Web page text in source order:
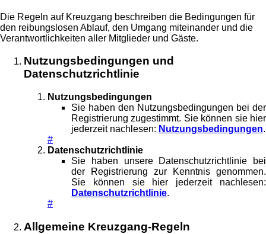
Die Regeln auf Kreuzgang beschreiben die Bedingungen für
den reibungslosen Ablauf, den Umgang miteinander und die
Verantwortlichkeiten aller Mitglieder und Gäste.
Nutzungsbedingungen und
Datenschutzrichtlinie
Nutzungsbedingungen
Sie haben den Nutzungsbedingungen bei der
Registrierung zugestimmt. Sie können sie hier
jederzeit nachlesen: Nutzungsbedingungen.
#
Datenschutzrichtlinie
Sie haben unsere Datenschutzrichtlinie bei
der Registrierung zur Kenntnis genommen.
Sie können sie hier jederzeit nachlesen:
Datenschutzrichtlinie.
#
Allgemeine Kreuzgang-Regeln